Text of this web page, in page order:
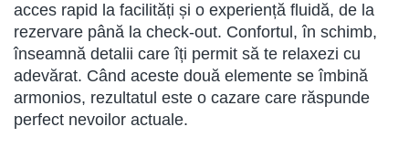
acces rapid la facilități și o experiență fluidă, de la
rezervare până la check-out. Confortul, în schimb,
înseamnă detalii care îți permit să te relaxezi cu
adevărat. Când aceste două elemente se îmbină
armonios, rezultatul este o cazare care răspunde
perfect nevoilor actuale.